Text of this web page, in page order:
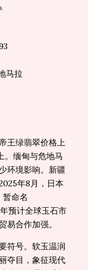
马拉
王绿翡翠价格上
。缅甸与危地马
环境影响。新疆
年8月，日本
命名
预计全球玉石市
易合作加强。
符号。软玉温润
夺目，象征现代